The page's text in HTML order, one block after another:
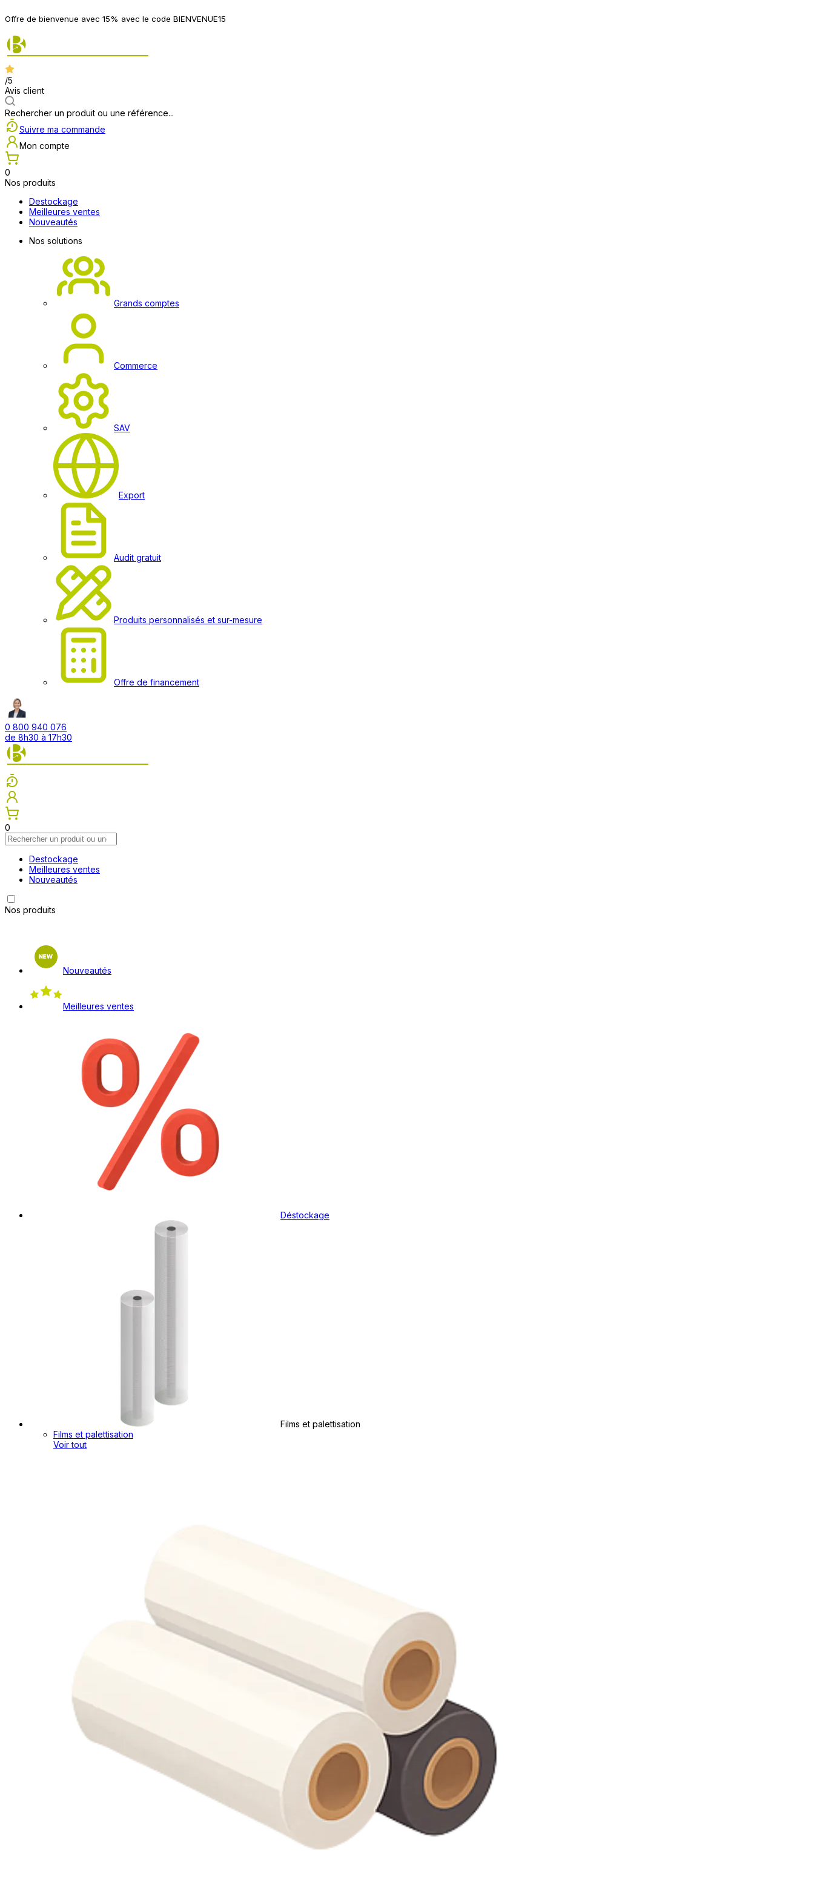
Offre de bienvenue avec 15% avec le code BIENVENUE15
/5
Avis client
Rechercher un produit ou une référence...
Suivre ma commande
Mon compte
0
Nos produits
Destockage
Meilleures ventes
Nouveautés
Nos solutions
Grands comptes
Commerce
SAV
Export
Audit gratuit
Produits personnalisés et sur-mesure
Offre de financement
0 800 940 076
de 8h30 à 17h30
0
Destockage
Meilleures ventes
Nouveautés
Nos produits
Nouveautés
Meilleures ventes
Déstockage
Films et palettisation
Films et palettisation
Voir tout